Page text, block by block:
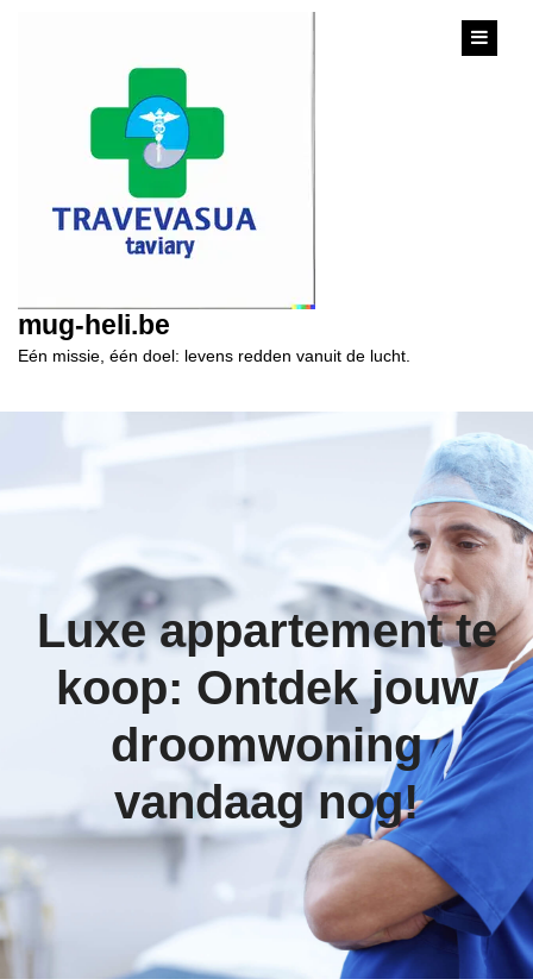
mug-heli.be
Eén missie, één doel: levens redden vanuit de lucht.
Luxe appartement te
koop: Ontdek jouw
droomwoning
vandaag nog!